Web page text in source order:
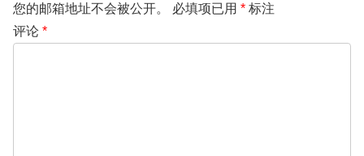
您的邮箱地址不会被公开。 必填项已用 * 标注
评论 *